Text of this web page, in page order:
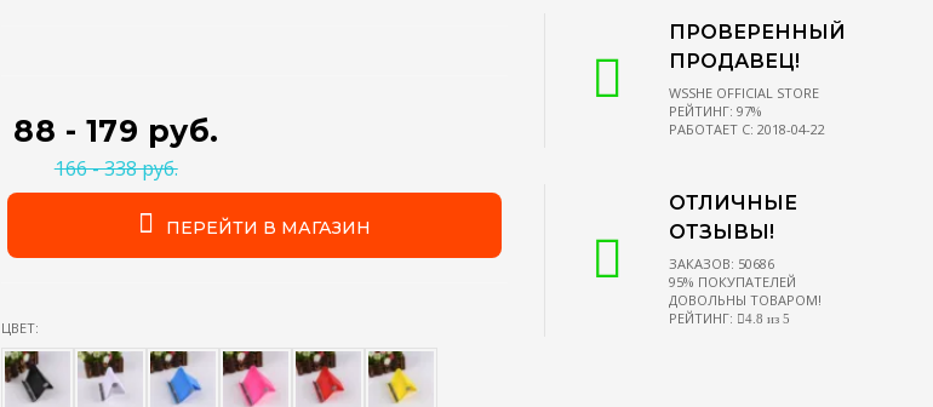
88 - 179 руб.
166 - 338 руб.
ПЕРЕЙТИ В МАГАЗИН
ЦВЕТ:
ПРОВЕРЕННЫЙ
ПРОДАВЕЦ!
WSSHE OFFICIAL STORE
РЕЙТИНГ: 97%
РАБОТАЕТ С: 2018-04-22
ОТЛИЧНЫЕ
ОТЗЫВЫ!
ЗАКАЗОВ: 50686
95% ПОКУПАТЕЛЕЙ
ДОВОЛЬНЫ ТОВАРОМ!
РЕЙТИНГ:
4.8 из 5